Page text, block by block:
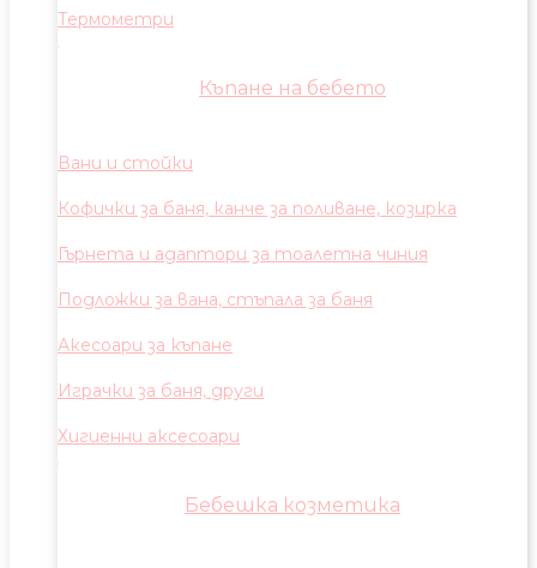
Термометри
Къпане на бебето
Вани и стойки
Кофички за баня, канче за поливане, козирка
Гърнета и адаптори за тоалетна чиния
Подложки за вана, стъпала за баня
Акесоари за къпане
Играчки за баня, други
Хигиенни аксесоари
Бебешка козметика